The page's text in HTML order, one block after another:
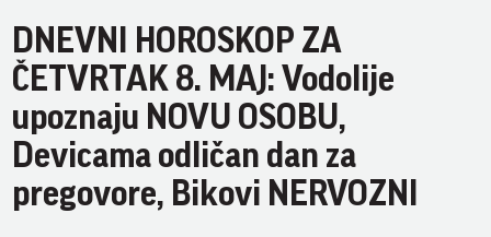
DNEVNI HOROSKOP ZA
ČETVRTAK 8. MAJ: Vodolije
upoznaju NOVU OSOBU,
Devicama odličan dan za
pregovore, Bikovi NERVOZNI